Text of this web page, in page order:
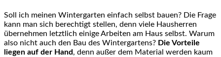
Soll ich meinen Wintergarten einfach selbst bauen? Die Frage
kann man sich berechtigt stellen, denn viele Hausherren
übernehmen letztlich einige Arbeiten am Haus selbst. Warum
also nicht auch den Bau des Wintergartens? Die Vorteile
liegen auf der Hand, denn außer dem Material werden kaum